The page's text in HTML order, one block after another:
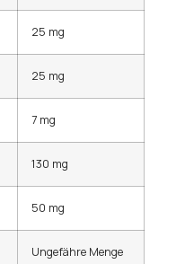
25 mg
25 mg
7 mg
130 mg
50 mg
Ungefähre Menge